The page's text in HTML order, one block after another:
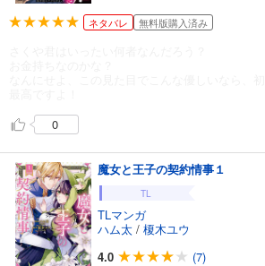
ネタバレ 無料版購入済み
0
魔女と王子の契約情事１
TL
TLマンガ
ハム太 / 榎木ユウ
4.0
(7)